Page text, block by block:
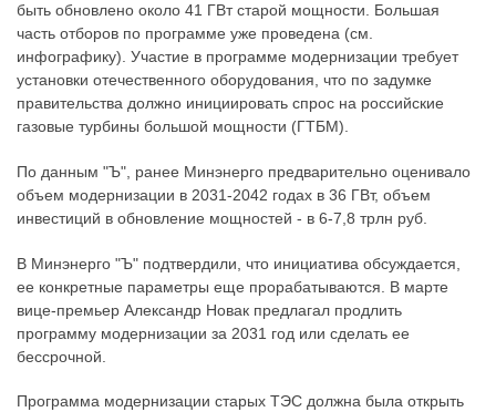
быть обновлено около 41 ГВт старой мощности. Большая
часть отборов по программе уже проведена (см.
инфографику). Участие в программе модернизации требует
установки отечественного оборудования, что по задумке
правительства должно инициировать спрос на российские
газовые турбины большой мощности (ГТБМ).
По данным "Ъ", ранее Минэнерго предварительно оценивало
объем модернизации в 2031-2042 годах в 36 ГВт, объем
инвестиций в обновление мощностей - в 6-7,8 трлн руб.
В Минэнерго "Ъ" подтвердили, что инициатива обсуждается,
ее конкретные параметры еще прорабатываются. В марте
вице-премьер Александр Новак предлагал продлить
программу модернизации за 2031 год или сделать ее
бессрочной.
Программа модернизации старых ТЭС должна была открыть